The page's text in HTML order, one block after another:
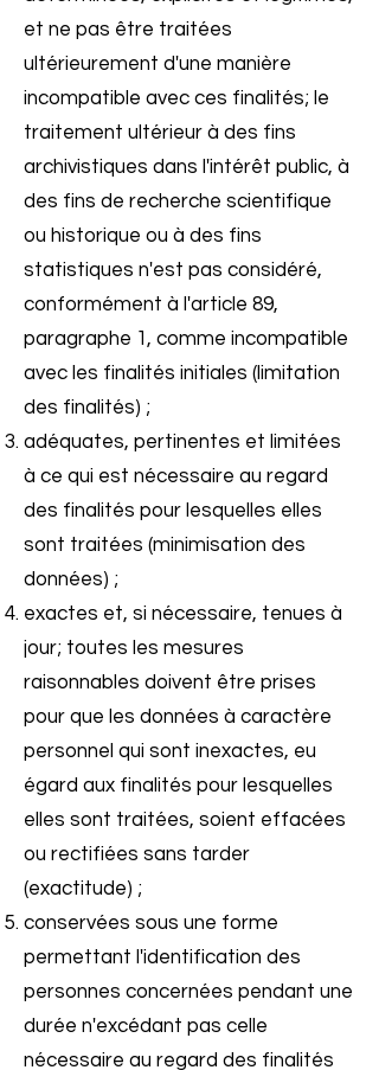
et ne pas être traitées
ultérieurement d'une manière
incompatible avec ces finalités; le
traitement ultérieur à des fins
archivistiques dans l'intérêt public, à
des fins de recherche scientifique
ou historique ou à des fins
statistiques n'est pas considéré,
conformément à l'article 89,
paragraphe 1, comme incompatible
avec les finalités initiales (limitation
des finalités) ;
adéquates, pertinentes et limitées
à ce qui est nécessaire au regard
des finalités pour lesquelles elles
sont traitées (minimisation des
données) ;
exactes et, si nécessaire, tenues à
jour; toutes les mesures
raisonnables doivent être prises
pour que les données à caractère
personnel qui sont inexactes, eu
égard aux finalités pour lesquelles
elles sont traitées, soient effacées
ou rectifiées sans tarder
(exactitude) ;
conservées sous une forme
permettant l'identification des
personnes concernées pendant une
durée n'excédant pas celle
nécessaire au regard des finalités